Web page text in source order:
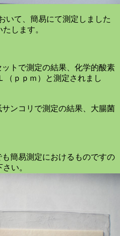
いて、簡易にて測定しました
します。
トで測定の結果、化学的酸素
（ｐｐｍ）と測定されまし
ンコリで測定の結果、大腸菌
簡易測定におけるものですの
い。